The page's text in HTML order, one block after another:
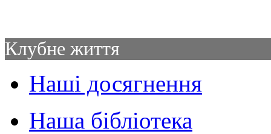
Клубне життя
Наші досягнення
Наша бібліотека